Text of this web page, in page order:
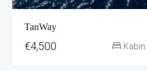
TanWay
€4,500 Kabin: